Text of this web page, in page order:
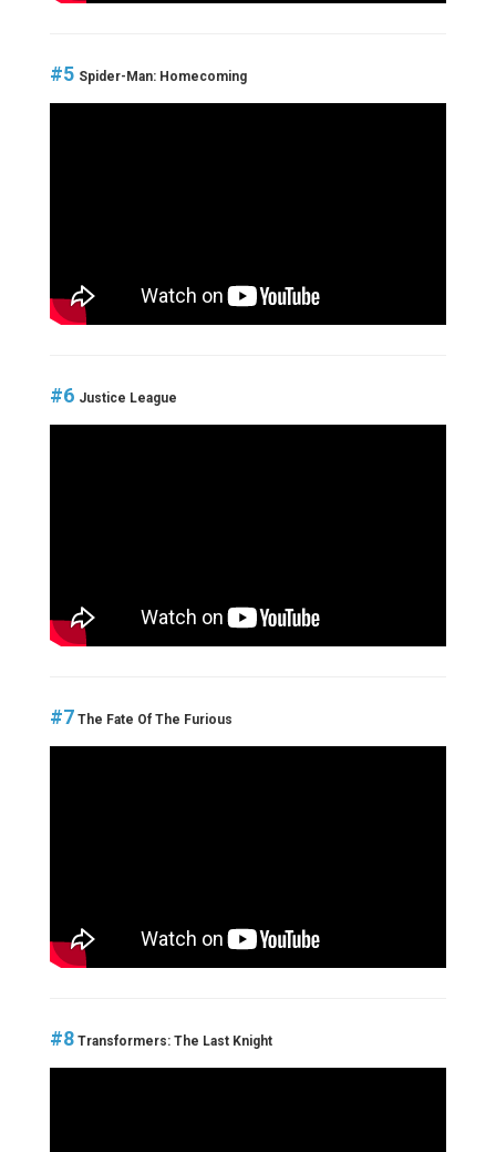
#5 Spider-Man: Homecoming
#6 Justice League
#7 The Fate Of The Furious
#8Transformers: The Last Knight